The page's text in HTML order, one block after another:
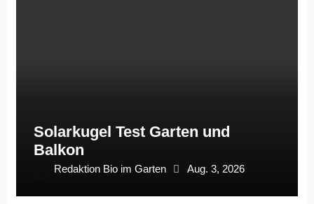
Solarkugel Test Garten und
Balkon
Redaktion Bio im Garten Aug. 3, 2026